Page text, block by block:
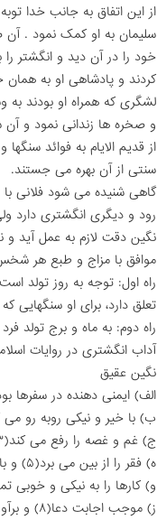
از این اتفاق به جانب خدا
سلیمان به او کمک نمود .
خود را در آن دید و
کردند و پادشاهى او به
لشگرى که همراه او بودند
و صخره ها زندانى نمود و
از قدیم الایام به فوائد
سنتى از آن بهره مى جستند.
گاهى شنیده مى شود فلانى
رود و دیگرى انگشترى دارد
نگین دقت لازم به عمل آید
موافق با مزاج و طبع هر
راه اول: توجه به روز تولد
تعلق دارد، براى او
راه دوم: به ماه و برج تولد
آداب انگشترى در روایات
نگین عقیق
الف) ایمنى دهنده در سفرها
ب) با خیر و نیکى روبه رو مى
ج) غم و غصه را رفع مى کند(۳)
ه) فقر را از بین مى برد(۵) و باعث گشایش رزق مى شود(۶)
و) کارها را به نیکى و خوبى
ز) موجب اجابت دعا(۸) و برآورده شدن هر حاجتى مى شود(۹)